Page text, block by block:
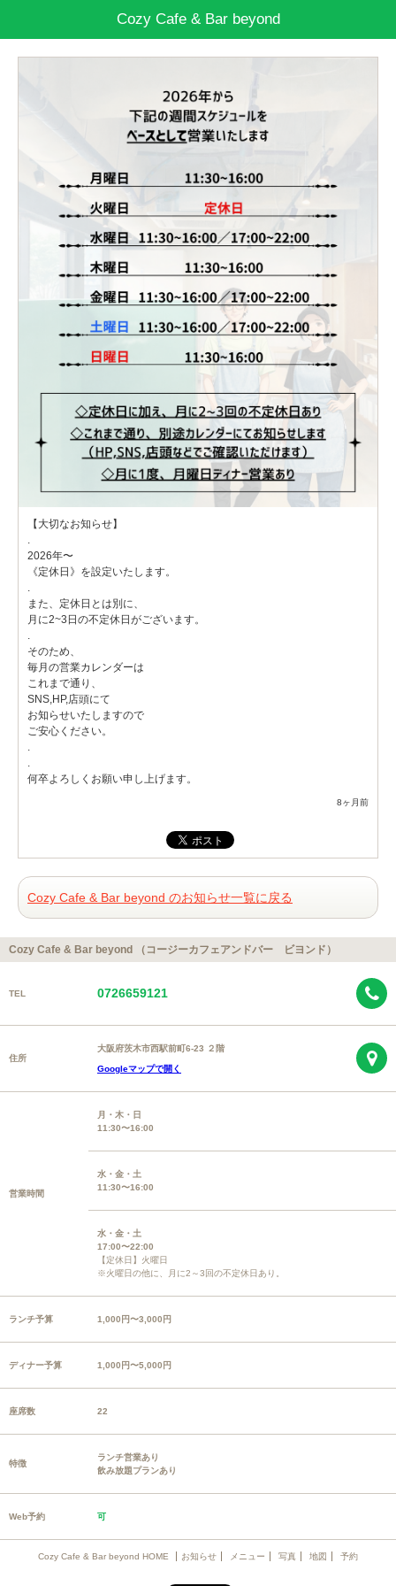
Cozy Cafe & Bar beyond
【大切なお知らせ】
2026年〜
《定休日》を設定いたします。
また、定休日とは別に、
月に2~3日の不定休日がございます。
そのため、
毎月の営業カレンダーは
これまで通り、
SNS,HP,店頭にて
お知らせいたしますので
ご安心ください。
何卒よろしくお願い申し上げます。
8ヶ月前
Cozy Cafe & Bar beyond のお知らせ一覧に戻る
Cozy Cafe & Bar beyond （コージーカフェアンドバー ビヨンド）
TEL 0726659121
住所
大阪府茨木市西駅前町6-23 ２階
Googleマップで開く
営業時間
月・木・日
11:30〜16:00
水・金・土
11:30〜16:00
水・金・土
17:00〜22:00
【定休日】火曜日
※火曜日の他に、月に2～3回の不定休日あり。
ランチ予算 1,000円〜3,000円
ディナー予算 1,000円〜5,000円
座席数 22
特徴
ランチ営業あり
飲み放題プランあり
Web予約 可
Cozy Cafe & Bar beyond HOME お知らせ メニュー 写真 地図 予約